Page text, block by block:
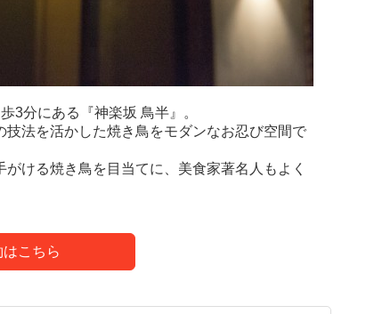
3分にある『神楽坂 鳥半』。
法を活かした焼き鳥をモダンなお忍び空間で
ける焼き鳥を目当てに、美食家著名人もよく
はこちら